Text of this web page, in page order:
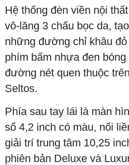
Hệ thống đèn viền nội
vô-lăng 3 chấu bọc da,
những đường chỉ khâu
phím bấm nhựa đen
đường nét quen thuộc
Seltos.
Phía sau tay lái là màn
số 4,2 inch có màu, nối
giải trí trung tâm 10,25
phiên bản Deluxe và